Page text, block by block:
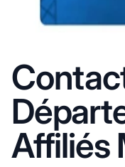
Affiliés